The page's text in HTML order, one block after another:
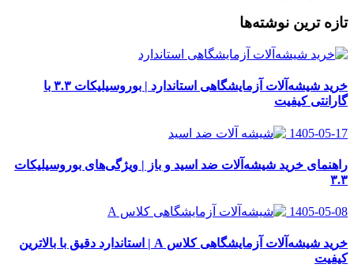
تازه ترین نوشته‌ها
خرید شیشه‌آلات آزمایشگاهی استاندارد | بوروسیلیکات ۳.۳ با
گارانتی کیفیت
1405-05-17
راهنمای خرید شیشه‌آلات ضد اسید و باز | ویژگی‌های بوروسیلیکات
۳.۳
1405-05-08
خرید شیشه‌آلات آزمایشگاهی کلاس A | استاندارد دقیق با بالاترین
کیفیت